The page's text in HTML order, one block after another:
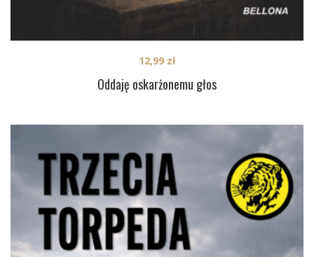
Oddaję oskarżonemu głos
12,99 zł